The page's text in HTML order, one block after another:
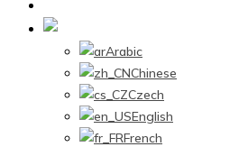
Arabic
Chinese
Czech
English
French